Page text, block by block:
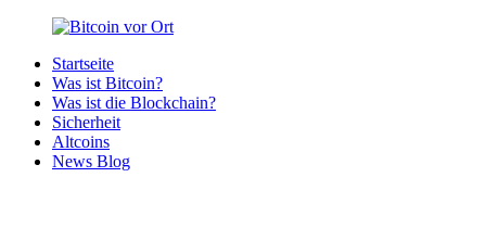
Zurück
Inhalt
Bitcoin
Bitcoins
deiner
Region
Startseite
Was ist Bitcoin?
Was ist die Blockchain?
Sicherheit
Altcoins
News Blog